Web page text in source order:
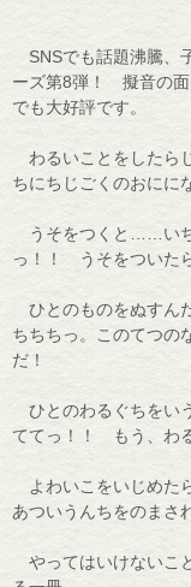
SNSでも話題沸騰、
ーズ第8弾！ 擬音の面
でも大好評です。
わるいことをしたら
ちにちじごくのおにに
うそをつくと……い
っ！！ うそをついた
ひとのものをぬすん
ちちちっ。このてつの
だ！
ひとのわるぐちをい
ててっ！！ もう、わ
よわいこをいじめ
あついうんちをのまさ
やってはいけないこ